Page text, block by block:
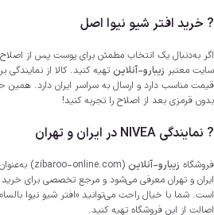
?️ خرید افتر شیو نیوا اصل
اگر به‌دنبال یک انتخاب مطمئن برای پوست پس از
سایت معتبر زیبارو-آنلاین
قیمت مناسب دارد و ارسال به سراسر ایران دارد. همین
بدون قرمزی بعد از اصلاح را تجربه کنید!
? نمایندگی NIVEA در ایران و تهران
فروشگاه زیبارو-آنلاین
ایران و تهران معرفی می‌شود و مرجع تخصصی برای
است. شما با خیال راحت می‌توانید «افتر شیو نیوا
اصالت از این فروشگاه تهیه کنید.